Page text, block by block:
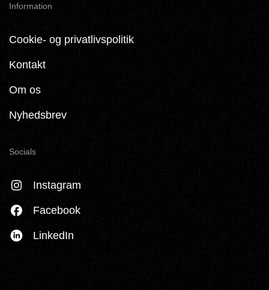
Information
Cookie- og privatlivspolitik
Kontakt
Om os
Nyhedsbrev
Socials
Instagram
Facebook
LinkedIn